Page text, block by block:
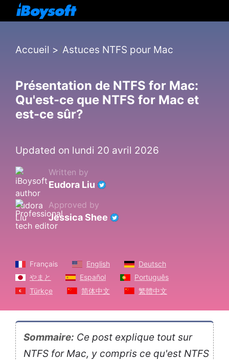
Accueil > Astuces NTFS pour Mac
Présentation de NTFS for Mac:
Qu'est-ce que NTFS for Mac et
est-ce sûr?
Updated on lundi 20 avril 2026
Written by
Eudora Liu
Approved by
Jessica Shee
Français English
Deutsch
やまと
Español
Português
Türkçe
简体中文 繁體中文
Sommaire: Ce post explique tout sur
NTFS for Mac, y compris ce qu'est NTFS